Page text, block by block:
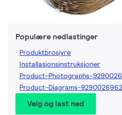
Populære nedlastinger
Produktbrosjyre
Installasjonsinstruksjoner
Product-Photographs-
Product-Diagrams-
Velg og last ned